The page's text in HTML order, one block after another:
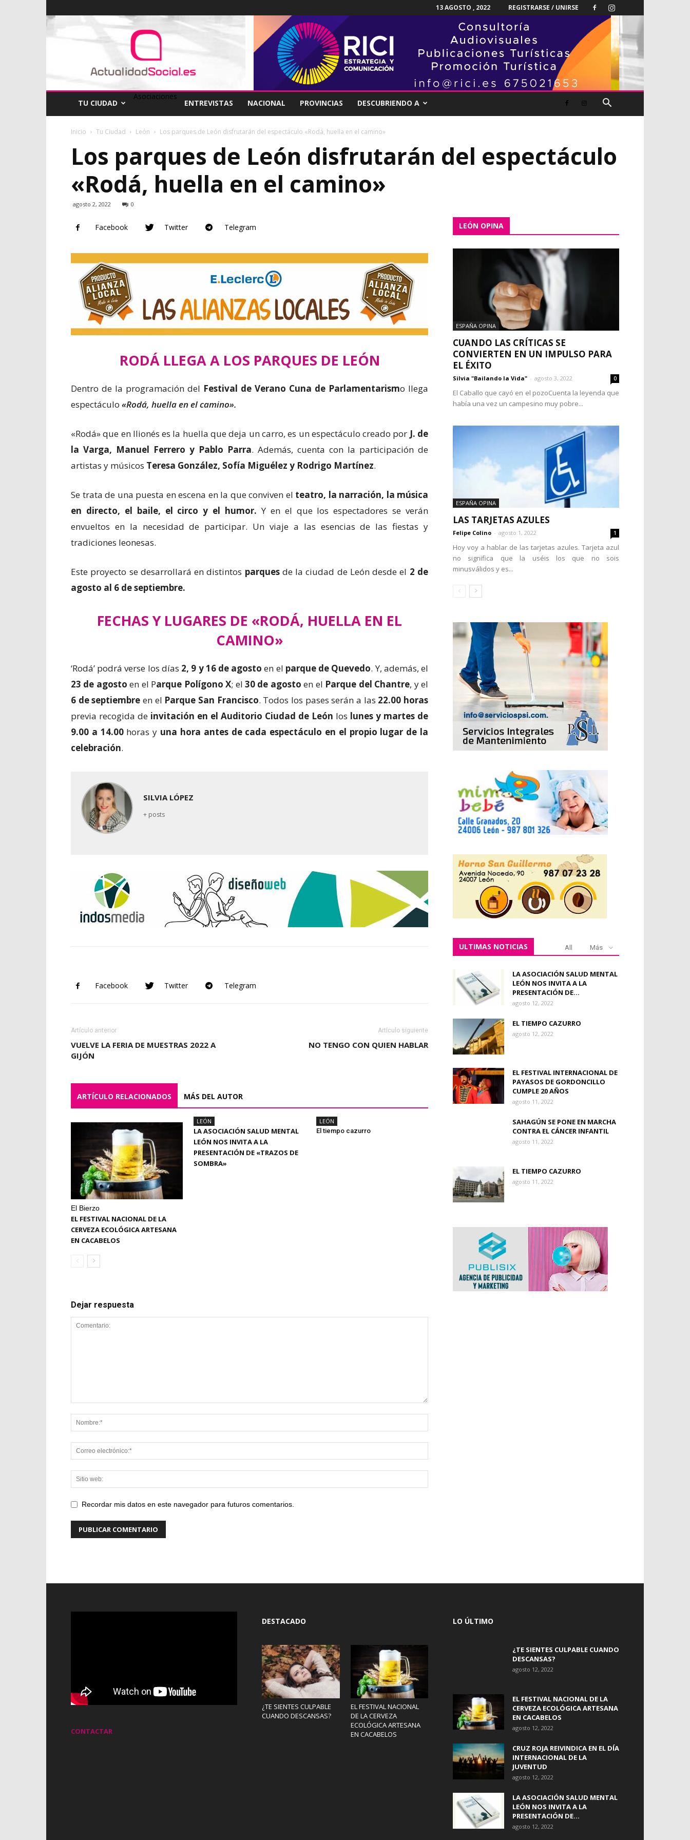
13 AGOSTO , 2022 REGISTRARSE / UNIRSE
ActualidadSocial
TU CIUDAD
Asociaciones
ENTREVISTAS NACIONAL PROVINCIAS DESCUBRIENDO A
Inicio Tu Ciudad León Los parques de León disfrutarán del espectáculo «Rodá, huella en el camino»
Los parques de León disfrutarán del espectáculo
«Rodá, huella en el camino»
agosto 2, 2022 0
Facebook Twitter Telegram
RODÁ LLEGA A LOS PARQUES DE LEÓN
Dentro de la programación del Festival de Verano Cuna de Parlamentarismo llega
espectáculo «Rodá, huella en el camino».
«Rodá» que en llionés es la huella que deja un carro, es un espectáculo creado por J. de
la Varga, Manuel Ferrero y Pablo Parra. Además, cuenta con la participación de
artistas y músicos Teresa González, Sofía Miguélez y Rodrigo Martínez.
Se trata de una puesta en escena en la que conviven el teatro, la narración, la música
en directo, el baile, el circo y el humor. Y en el que los espectadores se verán
envueltos en la necesidad de participar. Un viaje a las esencias de las fiestas y
tradiciones leonesas.
Este proyecto se desarrollará en distintos parquesde la ciudad de León desde el 2 de
agosto al 6 de septiembre.
FECHAS Y LUGARES DE «RODÁ, HUELLA EN EL
CAMINO»
‘Rodá’ podrá verse los días 2, 9 y 16 de agosto en el parque de Quevedo. Y, además, el
23 de agosto en el Parque Polígono X; el30 de agosto en el Parque del Chantre, y el
6 de septiembre en el Parque San Francisco. Todos los pases serán a las 22.00 horas
previa recogida de invitación en el Auditorio Ciudad de León los lunes y martes de
9.00 a 14.00horas y una hora antes de cada espectáculo en el propio lugar de la
celebración.
SILVIA LÓPEZ
+ posts
Facebook Twitter Telegram
Artículo anterior
VUELVE LA FERIA DE MUESTRAS 2022 A
GIJÓN
Artículo siguiente
NO TENGO CON QUIEN HABLAR
ARTÍCULO RELACIONADOS MÁS DEL AUTOR
El Bierzo
EL FESTIVAL NACIONAL DE LA
CERVEZA ECOLÓGICA ARTESANA
EN CACABELOS
LEÓN
LA ASOCIACIÓN SALUD MENTAL
LEÓN NOS INVITA A LA
PRESENTACIÓN DE «TRAZOS DE
SOMBRA»
LEÓN
El tiempo cazurro
Dejar respuesta
Recordar mis datos en este navegador para futuros comentarios.
LEÓN OPINA
ESPAÑA OPINA
CUANDO LAS CRÍTICAS SE
CONVIERTEN EN UN IMPULSO PARA
EL ÉXITO
Silvia "Bailando la Vida" - agosto 3, 2022 0
El Caballo que cayó en el pozoCuenta la leyenda que
había una vez un campesino muy pobre...
ESPAÑA OPINA
LAS TARJETAS AZULES
Felipe Colino - agosto 1, 2022 1
Hoy voy a hablar de las tarjetas azules. Tarjeta azul
no significa que la uséis los que no sois
minusválidos y es...
ULTIMAS NOTICIAS All Más
LA ASOCIACIÓN SALUD MENTAL
LEÓN NOS INVITA A LA
PRESENTACIÓN DE...
agosto 12, 2022
EL TIEMPO CAZURRO
agosto 12, 2022
EL FESTIVAL INTERNACIONAL DE
PAYASOS DE GORDONCILLO
CUMPLE 20 AÑOS
agosto 11, 2022
SAHAGÚN SE PONE EN MARCHA
CONTRA EL CÁNCER INFANTIL
agosto 11, 2022
EL TIEMPO CAZURRO
agosto 11, 2022
CONTACTAR
DESTACADO
¿TE SIENTES CULPABLE
CUANDO DESCANSAS?
EL FESTIVAL NACIONAL
DE LA CERVEZA
ECOLÓGICA ARTESANA
EN CACABELOS
LO ÚLTIMO
¿TE SIENTES CULPABLE CUANDO
DESCANSAS?
agosto 12, 2022
EL FESTIVAL NACIONAL DE LA
CERVEZA ECOLÓGICA ARTESANA
EN CACABELOS
agosto 12, 2022
CRUZ ROJA REIVINDICA EN EL DÍA
INTERNACIONAL DE LA
JUVENTUD
agosto 12, 2022
LA ASOCIACIÓN SALUD MENTAL
LEÓN NOS INVITA A LA
PRESENTACIÓN DE...
agosto 12, 2022